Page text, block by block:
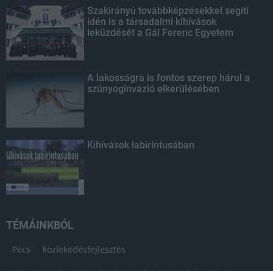
Szakirányú továbbképzésekkel segíti
idén is a társadalmi kihívások
leküzdését a Gál Ferenc Egyetem
A lakosságra is fontos szerep hárul a
szúnyoginvázió elkerülésében
Kihívások labirintusában
TÉMÁINKBÓL
Pécs közlekedésfejlesztés